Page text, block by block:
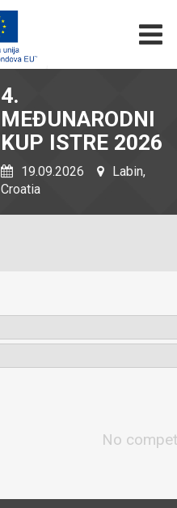
4.
MEĐUNARODNI
KUP ISTRE 2026
19.09.2026
Labin,
Croatia
No